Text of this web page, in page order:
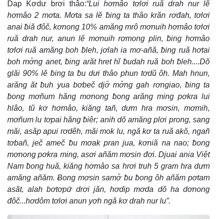
Dap Kơdư brơi thâo:“Lui hơmâo tơlơi ruă drah nur lĕ
hơmâo 2 mơta. Mơta sa lĕ ƀing ta thâo krăn rơđah, tơlơi
anai ƀiă đôč, kơnong 10% amăng mrô mơnuih hơmâo tơlơi
ruă drah nur, anun lĕ mơnuih rơmong plin, ƀing hơmâo
tơlơi ruă amăng boh ƀleh, jơlah ia mơ-añă, ƀing ruă hơtai
boh mơ̆ng anet, ƀing arăt hret hĭ ƀudah ruă boh ƀleh....Dŏ
glăi 90% lĕ ƀing ta ƀu dưi thâo phun tơdŭ ôh. Mah hnun,
arăng ăt ƀuh yua bơbeč djơ̆ mơ̆ng gah rơngiao, ƀing ta
ƀong mơñum hăng mơnong ƀong arăng ming pơkra lui
hlâo, tŭ kơ hơmâo, kiăng tañ, dưm hra mơsin, mơmih,
mơñum lu tơpai hăng ƀiêr; anih dŏ amăng plơi prong, sang
măi, asăp apui rơdêh, măi mok lu, ngă kơ ta ruă akŏ, ngañ
tơbañ, ječ ameč ƀu mơak pran jua, kơniă na nao; ƀong
mơnong pơkra ming, asơi añăm mơsin đơi. Djuai ania Việt
Nam ƀong huă, kiăng hơmâo sa hrơi truh 5 gram hra dưm
amăng añăm. Ƀong mơsin samơ̆ ƀu ƀong ôh añăm pơtam
asăt, alah bơtơpư̆ drơi jăn, hơdip mơda dŏ ha dơnong
đôč...hơdôm tơlơi anun yơh ngă kơ drah nur lu”.